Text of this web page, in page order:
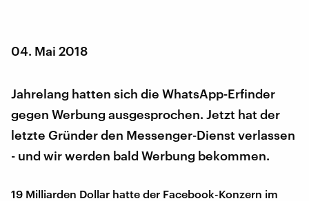
04. Mai 2018
Jahrelang hatten sich die WhatsApp-Erfinder
gegen Werbung ausgesprochen. Jetzt hat der
letzte Gründer den Messenger-Dienst verlassen
- und wir werden bald Werbung bekommen.
19 Milliarden Dollar hatte der Facebook-Konzern im